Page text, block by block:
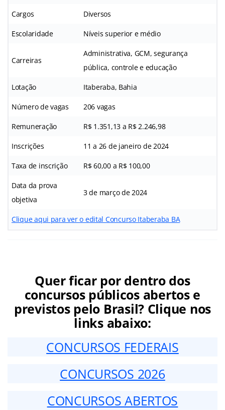
Cargos Diversos
Escolaridade Níveis superior e médio
Carreiras
Administrativa, GCM, segurança
pública, controle e educação
Lotação Itaberaba, Bahia
Número de vagas 206 vagas
Remuneração R$ 1.351,13 a R$ 2.246,98
Inscrições 11 a 26 de janeiro de 2024
Taxa de inscrição R$ 60,00 a R$ 100,00
Data da prova
objetiva
3 de março de 2024
Clique aqui para ver o edital Concurso Itaberaba BA
Quer ficar por dentro dos
concursos públicos abertos e
previstos pelo Brasil? Clique nos
links abaixo:
CONCURSOS FEDERAIS
CONCURSOS 2026
CONCURSOS ABERTOS